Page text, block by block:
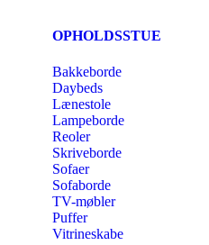
OPHOLDSSTUE
Bakkeborde
Daybeds
Lænestole
Lampeborde
Reoler
Skriveborde
Sofaer
Sofaborde
TV-møbler
Puffer
Vitrineskabe